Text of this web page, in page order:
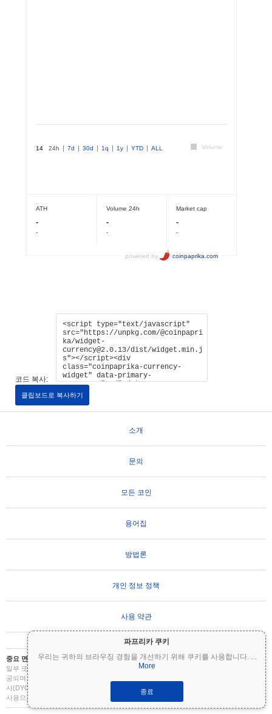
파프리카 쿠키
우리는 귀하의 브라우징 경험을 개선하기 위해 쿠키를 사용합니다. ...
More
종료
코드 복사:
클립보드로 복사하기
소개
문의
모든 코인
용어집
방법론
개인 정보 정책
사용 약관
중요 면책 조항: 암호화폐는 변동성이 매우 높으며 상당한 위험을 수반합니다. 투자금의
일부 또는 전부를 잃을 수 있습니다. Coinpaprika의 모든 정보는 정보 제공 목적으로만 제
공되며 재무 또는 투자 조언을 구성하지 않습니다. 투자 결정을 내리기 전에 항상 직접 조
사(DYOR)를 수행하고 자격을 갖춘 재무 고문과 상담하십시오. Coinpaprika는 이 정보의
사용으로 인한 손실에 대해 책임을 지지 않습니다.